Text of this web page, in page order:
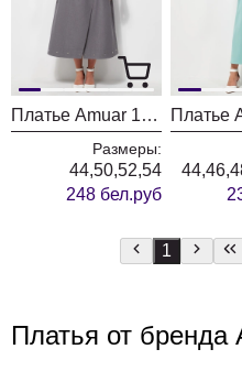
Платье Amuar 1035
Размеры:
44,50,52,54
248 бел.руб
1
Платья от бренда